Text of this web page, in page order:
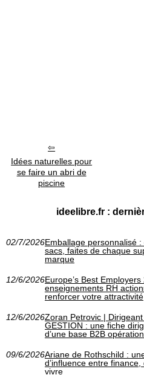
Idées naturelles pour
se faire un abri de
piscine
ideelibre.fr :
02/7/2026Emballage personnalisé
sacs, faites de chaque
marque
12/6/2026Europe’s Best
enseignements RH
renforcer votre attractivité
12/6/2026Zoran Petrovic |
GESTION : une fiche
d’une base B2B
09/6/2026Ariane de Rothschild :
d’influence entre
vivre